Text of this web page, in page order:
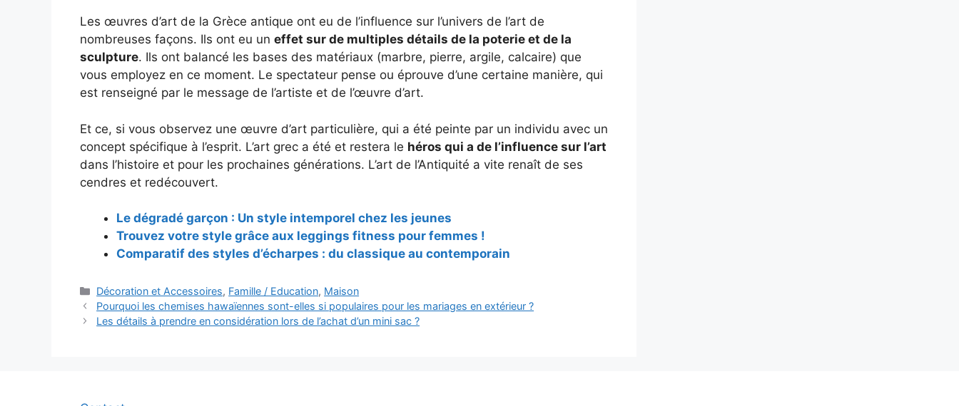
Les œuvres d’art de la Grèce antique ont eu de l’influence sur l’univers de l’art de
nombreuses façons. Ils ont eu un effet sur de multiples détails de la poterie et de la
sculpture. Ils ont balancé les bases des matériaux (marbre, pierre, argile, calcaire) que
vous employez en ce moment. Le spectateur pense ou éprouve d’une certaine manière, qui
est renseigné par le message de l’artiste et de l’œuvre d’art.
Et ce, si vous observez une œuvre d’art particulière, qui a été peinte par un individu avec un
concept spécifique à l’esprit. L’art grec a été et restera le héros qui a de l’influence sur l’art
dans l’histoire et pour les prochaines générations. L’art de l’Antiquité a vite renaît de ses
cendres et redécouvert.
Le dégradé garçon : Un style intemporel chez les jeunes
Trouvez votre style grâce aux leggings fitness pour femmes !
Comparatif des styles d’écharpes : du classique au contemporain
Catégories
Décoration et Accessoires, Famille / Education, Maison
Navigation
des
Pourquoi les chemises hawaïennes sont-elles si populaires pour les mariages en extérieur ?
Les détails à prendre en considération lors de l’achat d’un mini sac ?